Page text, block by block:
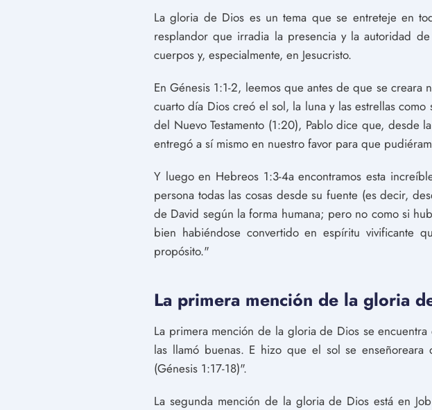
La gloria de Dios es un tema que se entreteje en
resplandor que irradia la presencia y la autoridad
cuerpos y, especialmente, en Jesucristo.
En Génesis 1:1-2, leemos que antes de que se
cuarto día Dios creó el sol, la luna y las estrellas
del Nuevo Testamento (1:20), Pablo dice que, desde
entregó a sí mismo en nuestro favor para que
Y luego en Hebreos 1:3-4a encontramos esta
persona todas las cosas desde su fuente (es decir,
de David según la forma humana; pero no como si
bien habiéndose convertido en espíritu vivificante
propósito."
La primera mención de la gloria
La primera mención de la gloria de Dios se
las llamó buenas. E hizo que el sol se
(Génesis 1:17-18)".
La segunda mención de la gloria de Dios está en